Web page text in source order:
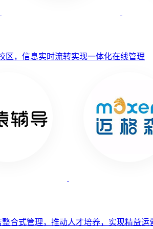
区，信息实时流转实现一体化在线管理
合式管理，推动人才培养，实现精益运